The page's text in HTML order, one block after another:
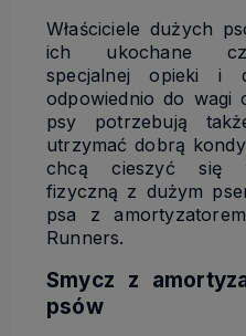
Właściciele dużych
ich ukochane
specjalnej opieki i
odpowiednio do wagi
psy potrzebują
utrzymać dobrą
chcą cieszyć się
fizyczną z dużym
psa z
Runners.
Smycz z
psów